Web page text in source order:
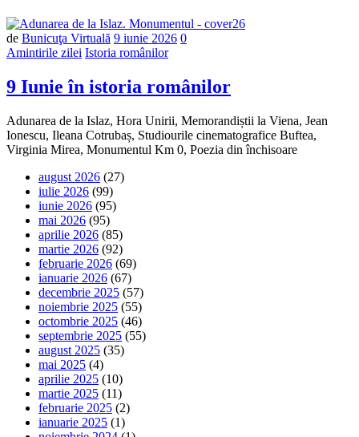
de Bunicuţa Virtuală 9 iunie 2026 Număr
0
Amintirile zilei Istoria românilor
9 Iunie în istoria românilor
Adunarea de la Islaz, Hora Unirii, Memorandiștii la Viena, Jean
Ionescu, Ileana Cotrubaș, Studiourile cinematografice Buftea,
Virginia Mirea, Monumentul Km 0, Poezia din închisoare
august 2026 (27)
iulie 2026 (99)
iunie 2026 (95)
mai 2026 (95)
aprilie 2026 (85)
martie 2026 (92)
februarie 2026 (69)
ianuarie 2026 (67)
decembrie 2025 (57)
noiembrie 2025 (55)
octombrie 2025 (46)
septembrie 2025 (55)
august 2025 (35)
mai 2025 (4)
aprilie 2025 (10)
martie 2025 (11)
februarie 2025 (2)
ianuarie 2025 (1)